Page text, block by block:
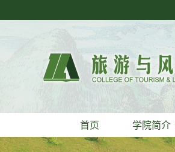
首页 学院简介